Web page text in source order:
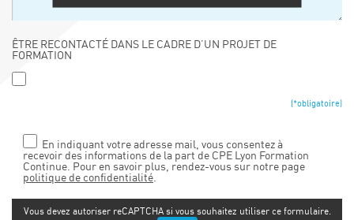
ÊTRE RECONTACTÉ DANS LE CADRE D’UN PROJET DE
FORMATION
(*obligatoire)
En indiquant votre adresse mail, vous consentez à
recevoir des informations de la part de CPE Lyon Formation
Continue. Pour en savoir plus, rendez-vous sur notre page
politique de confidentialité
Vous devez autoriser reCAPTCHA si vous souhaitez utiliser ce formulaire.